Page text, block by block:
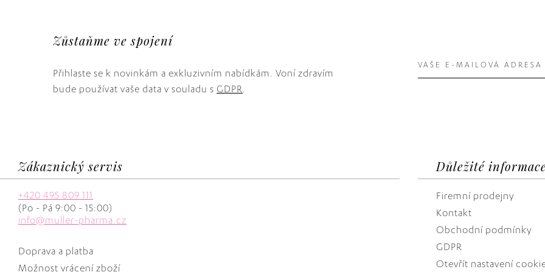
Zůstaňme ve spojení
Přihlaste se k novinkám a exkluzivním nabídkám. Voní zdravím
bude používat vaše data v souladu s GDPR.
Zákaznický servis
+420 495 809 111
(Po - Pá 9:00 - 15:00)
info@muller-pharma.cz
Doprava a platba
Možnost vrácení zboží
Důležité
Firemní prodejny
Kontakt
Obchodní podmínky
GDPR
Otevřít nastavení